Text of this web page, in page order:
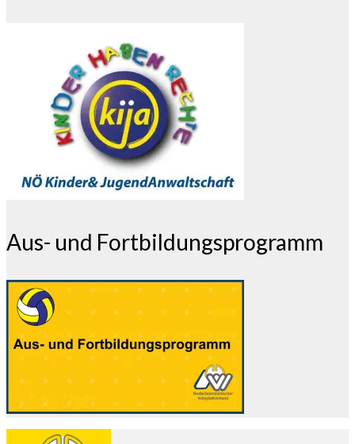
Aus- und Fortbildungsprogramm